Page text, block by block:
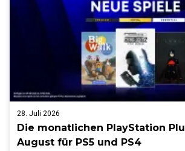
28. Juli 2026
Die monatlichen PlayStation
August für PS5 und PS4